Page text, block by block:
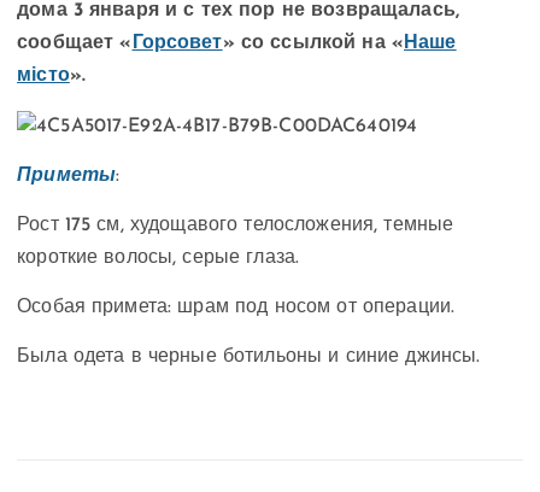
дома 3 января и с тех пор не возвращалась,
сообщает « Горсовет» со ссылкой на « Наше
місто».
Приметы:
Рост 175 см, худощавого телосложения, темные
короткие волосы, серые глаза.
Особая примета: шрам под носом от операции.
Была одета в черные ботильоны и синие джинсы.